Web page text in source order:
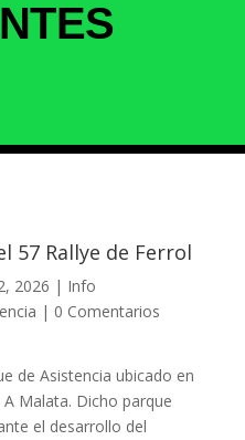
57 Rallye de Ferrol
2026 | Info
| 0 Comentarios
de Asistencia ubicado en
Malata. Dicho parque
el desarrollo del